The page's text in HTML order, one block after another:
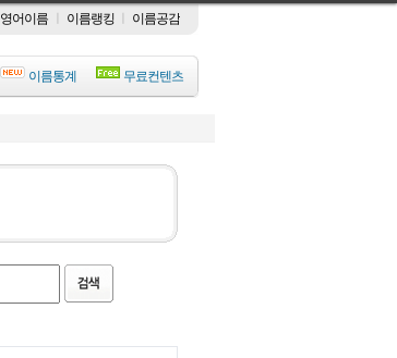
영어이름 이름랭킹 이름공감
이름통계 무료컨텐츠